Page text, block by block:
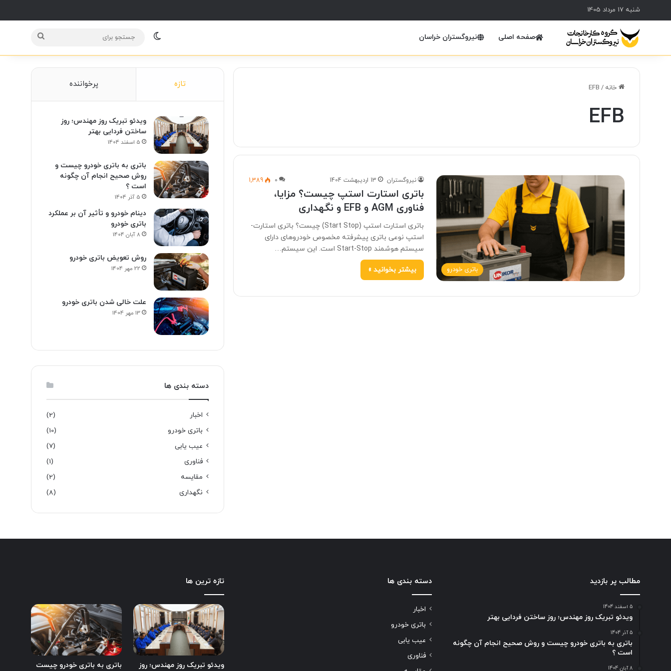
شنبه 17 مرداد 1405
صفحه اصلی نیروگستران خراسان Switch skin
برای
خانه /
EFB
EFB
باتری خودرو
نیروگستران 13 اردیبهشت 1404 0
1,389
باتری استارت استپ چیست؟ مزایا،
فناوری AGM و EFB و نگهداری
باتری استارت استپ (Start Stop) چیست؟ باتری استارت-
استپ نوعی باتری پیشرفته مخصوص خودروهای دارای
سیستم هوشمند Start-Stop است. این سیستم…
بیشتر بخوانید »
تازه پرخواننده
ویدئو تبریک روز مهندس؛ روز
ساختن فردایی بهتر
5 اسفند 1404
باتری به باتری خودرو چیست و
روش صحیح انجام آن چگونه
است ؟
5 آذر 1404
دینام خودرو و تأثیر آن بر عملکرد
باتری خودرو
8 آبان 1404
روش تعویض باتری خودرو
22 مهر 1404
علت خالی شدن باتری خودرو
13 مهر 1404
دسته بندی ها
اخبار
(2)
باتری خودرو
(10)
عیب یابی
(7)
فناوری
(1)
مقایسه
(2)
نگهداری
(8)
مطالب پر بازدید
5 اسفند 1404
ویدئو تبریک روز مهندس؛ روز ساختن فردایی بهتر
5 آذر 1404
باتری به باتری خودرو چیست و روش صحیح انجام آن چگونه
است ؟
8 آبان 1404
دسته بندی ها
اخبار
باتری خودرو
عیب یابی
فناوری
تازه ترین ها
ویدئو تبریک روز مهندس؛ روز
باتری به باتری خودرو چیست